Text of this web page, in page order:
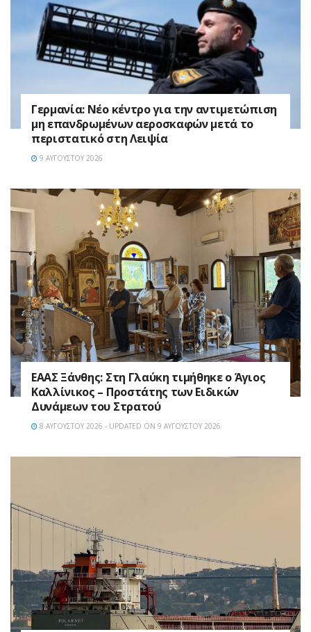
Γερμανία: Νέο κέντρο για την αντιμετώπιση
μη επανδρωμένων αεροσκαφών μετά το
περιστατικό στη Λειψία
9 ΑΥΓΟΎΣΤΟΥ 2026
EAAΣ Ξάνθης: Στη Γλαύκη τιμήθηκε ο Άγιος
Καλλίνικος – Προστάτης των Ειδικών
Δυνάμεων του Στρατού
8 ΑΥΓΟΎΣΤΟΥ 2026 - UPDATED ON 9 ΑΥΓΟΎΣΤΟΥ 2026